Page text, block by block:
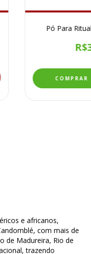
Pó Para
e africanos,
com mais de
de Madureira, Rio de
trazendo